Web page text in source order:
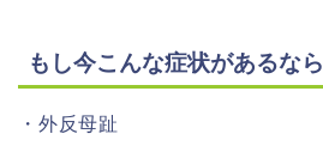
もし今こんな症状があるなら
・外反母趾